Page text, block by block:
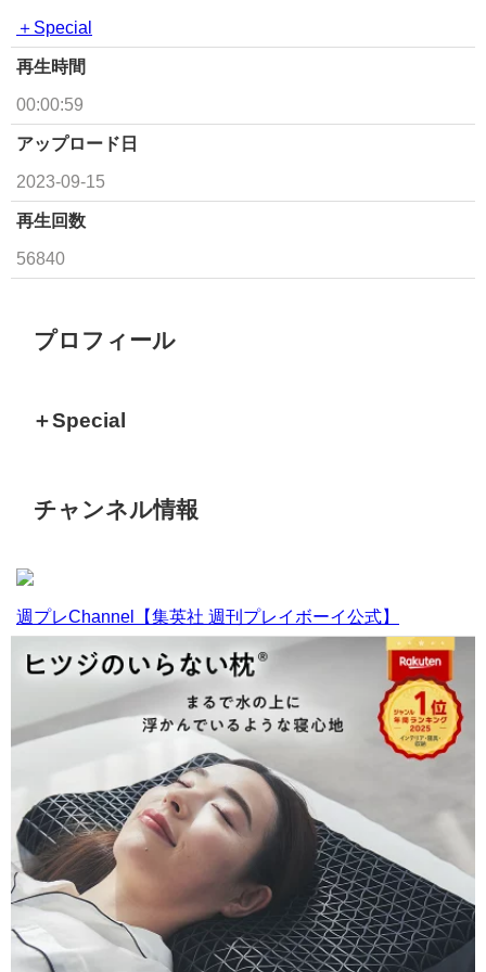
＋Special
再生時間
00:00:59
アップロード日
2023-09-15
再生回数
56840
プロフィール
＋Special
チャンネル情報
週プレChannel【集英社 週刊プレイボーイ公式】